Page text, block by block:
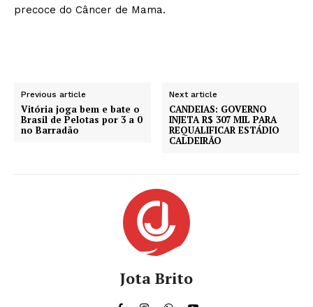
precoce do Câncer de Mama.
Previous article
Vitória joga bem e bate o
Brasil de Pelotas por 3 a 0
no Barradão
Next article
CANDEIAS: GOVERNO
INJETA R$ 307 MIL PARA
REQUALIFICAR ESTÁDIO
CALDEIRÃO
Jota Brito